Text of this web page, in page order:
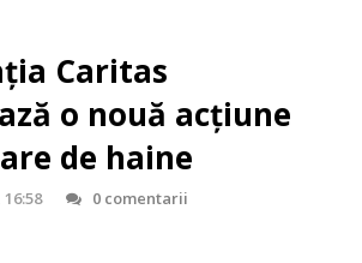
Caritas
o nouă acțiune
de haine
0 comentarii